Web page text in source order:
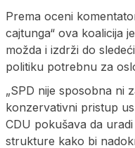
Prema oceni
cajtunga“ ova koalicija
možda i izdrži do
politiku potrebnu za
„SPD nije sposobna ni
konzervativni pristup
CDU pokušava da
strukture kako bi